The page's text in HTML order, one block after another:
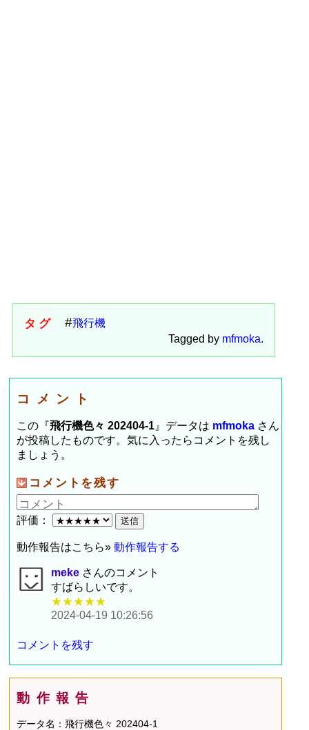
タグ
飛行機
Tagged by mfmoka.
コメント
この『飛行機色々 202404-1 』データは mfmoka さん
が投稿したものです。気に入ったらコメントを残し
ましょう。
コメントを残す
評価：
動作報告はこちら»動作報告する
meke さんのコメント
すばらしいです。
★★★★★
2024-04-19 10:26:56
コメントを残す
動作報告
データ名：飛行機色々 202404-1